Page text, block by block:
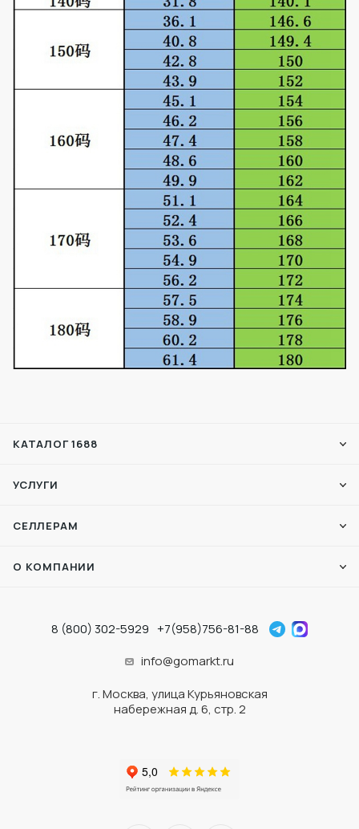
КАТАЛОГ 1688
УСЛУГИ
СЕЛЛЕРАМ
О КОМПАНИИ
8 (800) 302-5929 +7(958)756-81-88
info@gomarkt.ru
г. Москва, улица Курьяновская
набережная д. 6, стр. 2